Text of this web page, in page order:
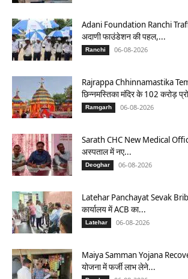
Adani Foundation Ranchi
अदाणी फाउंडेशन की पहल,...
Ranchi 06-08-2026
Rajrappa Chhinnamastika
छिन्नमस्तिका मंदिर के 102 करोड़
Ramgarh 06-08-2026
Sarath CHC New Medical
अस्पताल में नए...
Deoghar 06-08-2026
Latehar Panchayat Sevak
कार्यालय में ACB का...
Latehar 06-08-2026
Maiya Samman Yojana
योजना में फर्जी लाभ लेने...